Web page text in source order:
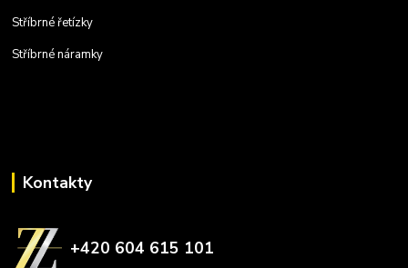
Stříbrné řetízky
Stříbrné náramky
Kontakty
+420 604 615 101